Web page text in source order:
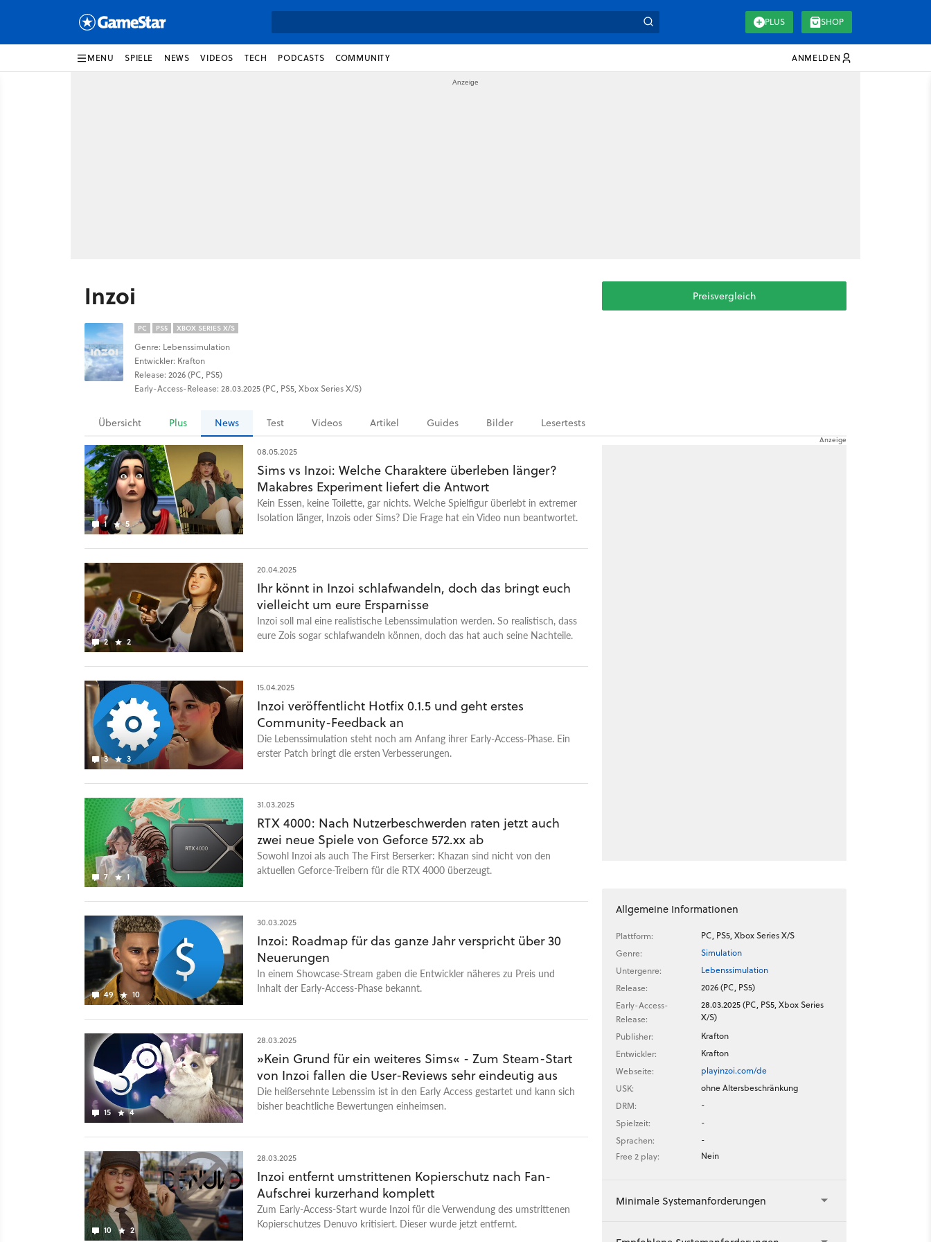
PLUS SHOP
MENU SPIELE NEWS VIDEOS TECH PODCASTS COMMUNITY ANMELDEN
Inzoi
PC PS5 XBOX SERIES X/S
Genre: Lebenssimulation
Entwickler: Krafton
Release: 2026 (PC, PS5)
Early-Access-Release: 28.03.2025 (PC, PS5, Xbox Series X/S)
Preisvergleich
Übersicht Plus News Test Videos Artikel Guides Bilder Lesertests
1 5
08.05.2025
Sims vs Inzoi: Welche Charaktere überleben länger?
Makabres Experiment liefert die Antwort
Kein Essen, keine Toilette, gar nichts. Welche Spielfigur überlebt in extremer
Isolation länger, Inzois oder Sims? Die Frage hat ein Video nun beantwortet.
2 2
20.04.2025
Ihr könnt in Inzoi schlafwandeln, doch das bringt euch
vielleicht um eure Ersparnisse
Inzoi soll mal eine realistische Lebenssimulation werden. So realistisch, dass
eure Zois sogar schlafwandeln können, doch das hat auch seine Nachteile.
3 3
15.04.2025
Inzoi veröffentlicht Hotfix 0.1.5 und geht erstes
Community-Feedback an
Die Lebenssimulation steht noch am Anfang ihrer Early-Access-Phase. Ein
erster Patch bringt die ersten Verbesserungen.
7 1
31.03.2025
RTX 4000: Nach Nutzerbeschwerden raten jetzt auch
zwei neue Spiele von Geforce 572.xx ab
Sowohl Inzoi als auch The First Berserker: Khazan sind nicht von den
aktuellen Geforce-Treibern für die RTX 4000 überzeugt.
49 10
30.03.2025
Inzoi: Roadmap für das ganze Jahr verspricht über 30
Neuerungen
In einem Showcase-Stream gaben die Entwickler näheres zu Preis und
Inhalt der Early-Access-Phase bekannt.
15 4
28.03.2025
»Kein Grund für ein weiteres Sims« - Zum Steam-Start
von Inzoi fallen die User-Reviews sehr eindeutig aus
Die heißersehnte Lebenssim ist in den Early Access gestartet und kann sich
bisher beachtliche Bewertungen einheimsen.
10 2
28.03.2025
Inzoi entfernt umstrittenen Kopierschutz nach Fan-
Aufschrei kurzerhand komplett
Zum Early-Access-Start wurde Inzoi für die Verwendung des umstrittenen
Kopierschutzes Denuvo kritisiert. Dieser wurde jetzt entfernt.
Allgemeine Informationen
Plattform:
PC, PS5, Xbox Series X/S
Genre:
Simulation
Untergenre:
Lebenssimulation
Release:
2026 (PC, PS5)
Early-Access-
Release:
28.03.2025 (PC, PS5, Xbox Series
X/S)
Publisher:
Krafton
Entwickler:
Krafton
Webseite:
playinzoi.com/de
USK:
ohne Altersbeschränkung
DRM:
-
Spielzeit:
-
Sprachen:
-
Free 2 play:
Nein
Minimale Systemanforderungen